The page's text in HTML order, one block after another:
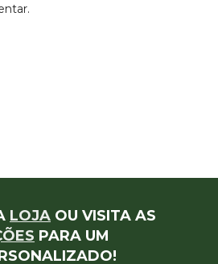
LOJA OU VISITA AS
PARA UM